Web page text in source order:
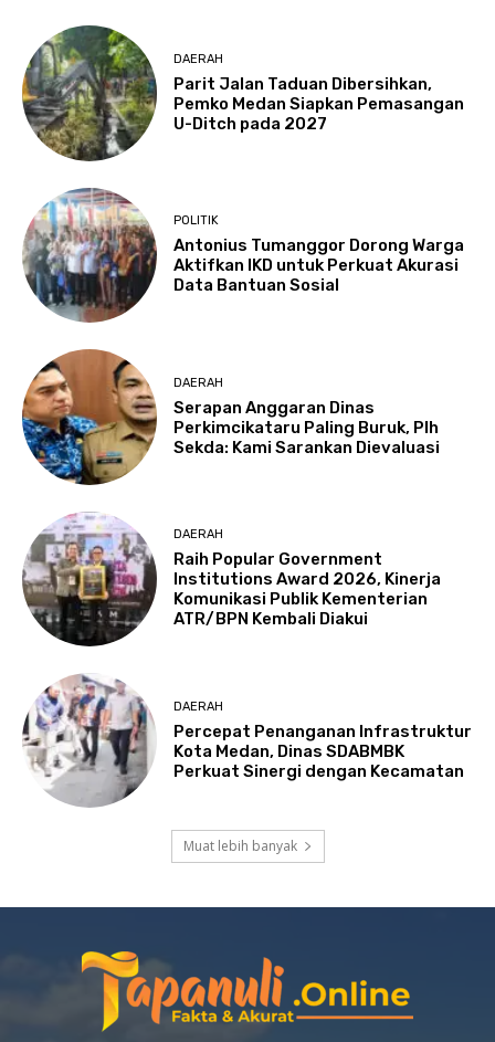
DAERAH
Parit Jalan Taduan Dibersihkan,
Pemko Medan Siapkan Pemasangan
U-Ditch pada 2027
POLITIK
Antonius Tumanggor Dorong Warga
Aktifkan IKD untuk Perkuat Akurasi
Data Bantuan Sosial
DAERAH
Serapan Anggaran Dinas
Perkimcikataru Paling Buruk, Plh
Sekda: Kami Sarankan Dievaluasi
DAERAH
Raih Popular Government
Institutions Award 2026, Kinerja
Komunikasi Publik Kementerian
ATR/BPN Kembali Diakui
DAERAH
Percepat Penanganan Infrastruktur
Kota Medan, Dinas SDABMBK
Perkuat Sinergi dengan Kecamatan
Muat lebih banyak